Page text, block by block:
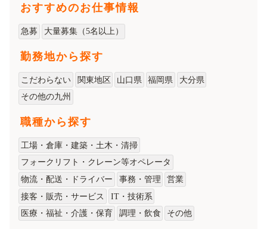
おすすめのお仕事情報
急募 大量募集（5名以上）
勤務地から探す
こだわらない 関東地区 山口県 福岡県
大分県
その他の九州
職種から探す
工場・倉庫・建築・土木・清掃
フォークリフト・クレーン等オペレータ
物流・配送・ドライバー
事務・管理
営業
接客・販売・サービス
IT・技術系
医療・福祉・介護・保育
調理・飲食 その他